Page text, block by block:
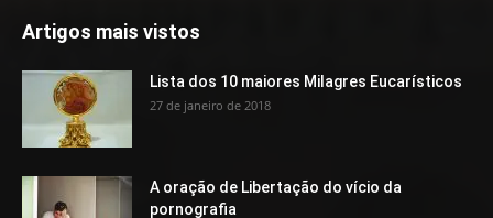
Artigos mais vistos
Lista dos 10 maiores Milagres Eucarísticos
27 de janeiro de 2018
A oração de Libertação do vício da
pornografia